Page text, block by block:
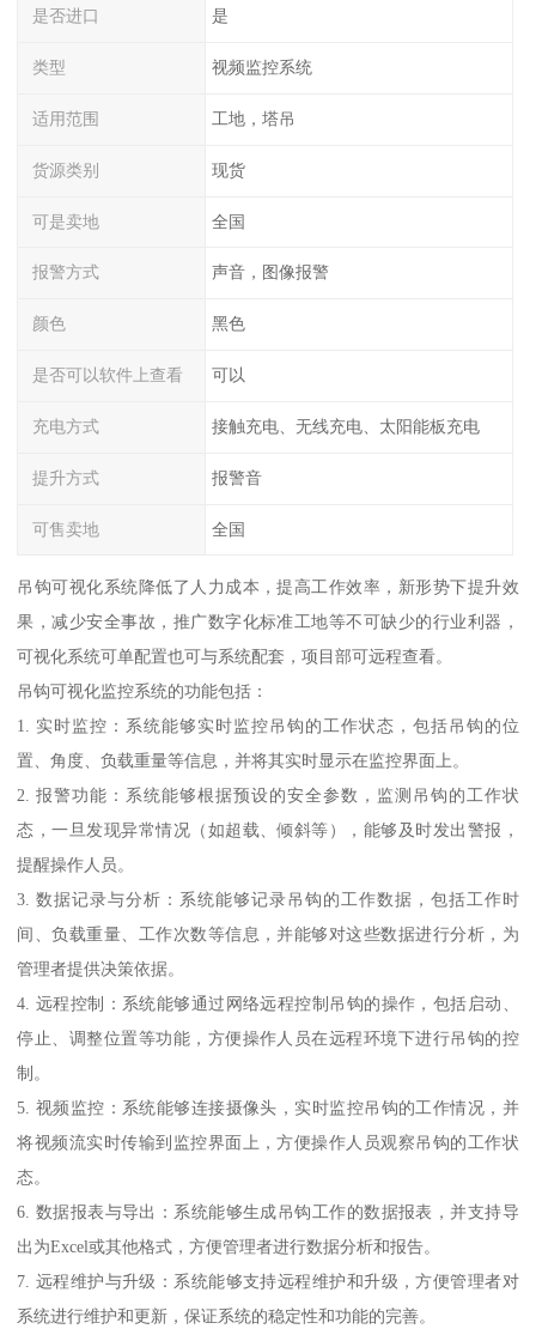
是否进口 是
类型 视频监控系统
适用范围 工地，塔吊
货源类别 现货
可是卖地 全国
报警方式 声音，图像报警
颜色 黑色
是否可以软件上查看 可以
充电方式 接触充电、无线充电、太阳能板充电
提升方式 报警音
可售卖地 全国
吊钩可视化系统降低了人力成本，提高工作效率，新形势下提升效
果，减少安全事故，推广数字化标准工地等不可缺少的行业利器，
可视化系统可单配置也可与系统配套，项目部可远程查看。
吊钩可视化监控系统的功能包括：
1. 实时监控：系统能够实时监控吊钩的工作状态，包括吊钩的位
置、角度、负载重量等信息，并将其实时显示在监控界面上。
2. 报警功能：系统能够根据预设的安全参数，监测吊钩的工作状
态，一旦发现异常情况（如超载、倾斜等），能够及时发出警报，
提醒操作人员。
3. 数据记录与分析：系统能够记录吊钩的工作数据，包括工作时
间、负载重量、工作次数等信息，并能够对这些数据进行分析，为
管理者提供决策依据。
4. 远程控制：系统能够通过网络远程控制吊钩的操作，包括启动、
停止、调整位置等功能，方便操作人员在远程环境下进行吊钩的控
制。
5. 视频监控：系统能够连接摄像头，实时监控吊钩的工作情况，并
将视频流实时传输到监控界面上，方便操作人员观察吊钩的工作状
态。
6. 数据报表与导出：系统能够生成吊钩工作的数据报表，并支持导
出为Excel或其他格式，方便管理者进行数据分析和报告。
7. 远程维护与升级：系统能够支持远程维护和升级，方便管理者对
系统进行维护和更新，保证系统的稳定性和功能的完善。